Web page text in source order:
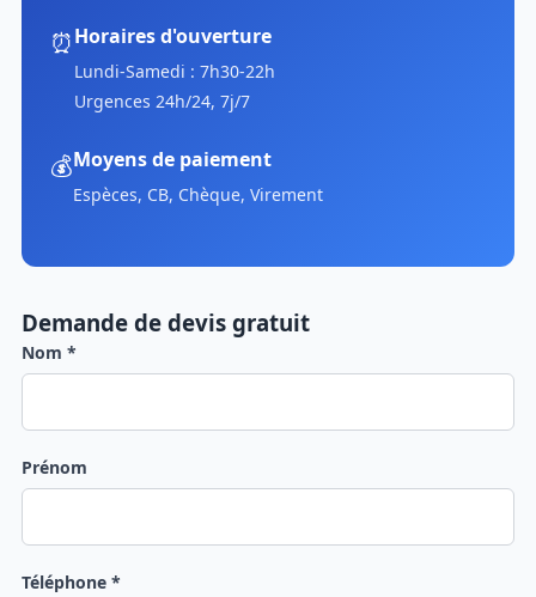
⏰Horaires d'ouverture
Lundi-Samedi : 7h30-22h
Urgences 24h/24, 7j/7
💰Moyens de paiement
Espèces, CB, Chèque, Virement
Demande de devis gratuit
Nom *
Prénom
Téléphone *